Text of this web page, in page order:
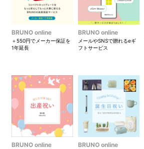
BRUNO online
＋550円でメーカー保証を
1年延長
BRUNO online
メールやSNSで贈れるeギ
フトサービス
BRUNO online BRUNO online